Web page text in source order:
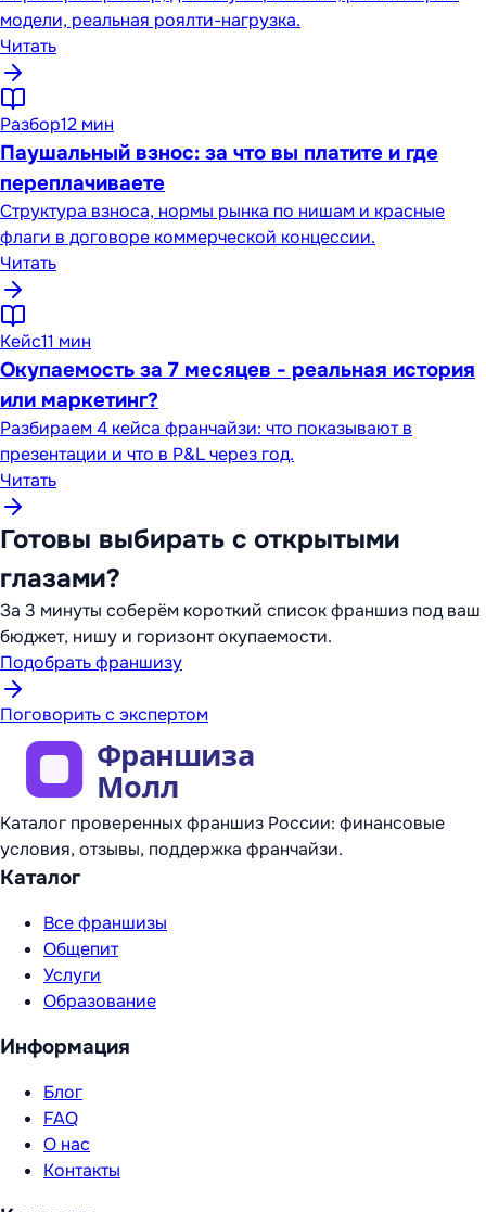
модели, реальная роялти-нагрузка.
Читать
Разбор12 мин
Паушальный взнос: за что вы платите и где
переплачиваете
Структура взноса, нормы рынка по нишам и красные
флаги в договоре коммерческой концессии.
Читать
Кейс11 мин
Окупаемость за 7 месяцев - реальная история
или маркетинг?
Разбираем 4 кейса франчайзи: что показывают в
презентации и что в P&L через год.
Читать
Готовы выбирать с открытыми
глазами?
За 3 минуты соберём короткий список франшиз под ваш
бюджет, нишу и горизонт окупаемости.
Подобрать франшизу
Поговорить с экспертом
Каталог проверенных франшиз России: финансовые
условия, отзывы, поддержка франчайзи.
Каталог
Все франшизы
Общепит
Услуги
Образование
Информация
Блог
FAQ
О нас
Контакты